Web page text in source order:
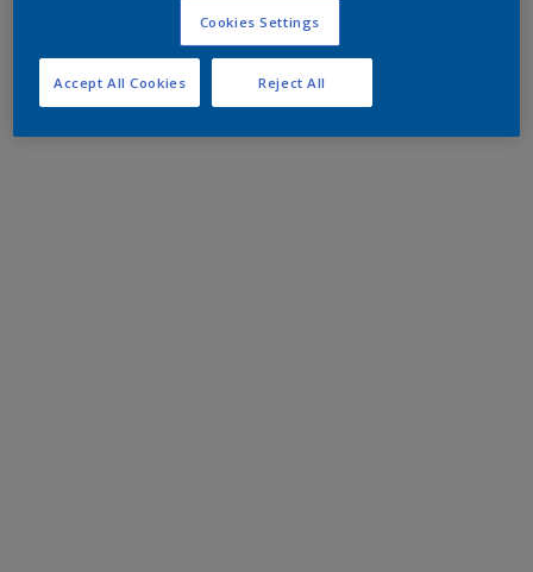
Cookies Settings
Reject All
Accept All Cookies